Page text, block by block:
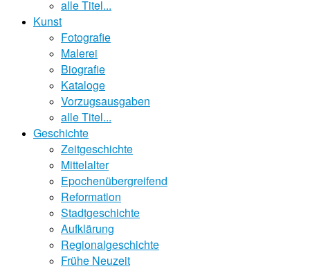
alle Titel...
Kunst
Fotografie
Malerei
Biografie
Kataloge
Vorzugsausgaben
alle Titel...
Geschichte
Zeitgeschichte
Mittelalter
Epochenübergreifend
Reformation
Stadtgeschichte
Aufklärung
Regionalgeschichte
Frühe Neuzeit